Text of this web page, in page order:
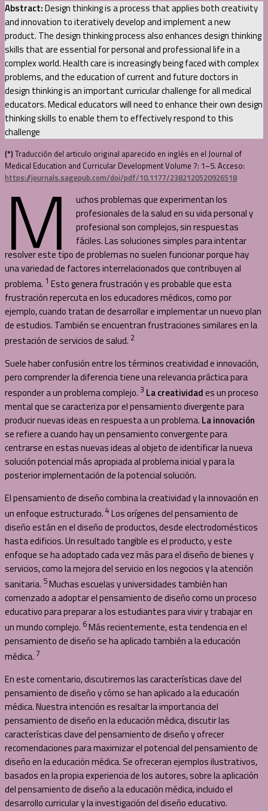
Abstract:Design thinking is a process that applies both creativity
and innovation to iteratively develop and implement a new
product. The design thinking process also enhances design thinking
skills that are essential for personal and professional life in a
complex world. Health care is increasingly being faced with complex
problems, and the education of current and future doctors in
design thinking is an important curricular challenge for all medical
educators. Medical educators will need to enhance their own design
thinking skills to enable them to effectively respond to this
challenge
(*) Traducción del articulo original aparecido en inglés en el Journal of
Medical Education and Curricular Development Volume 7: 1–5. Acceso:
https://journals.sagepub.com/doi/pdf/10.1177/2382120520926518
M uchos problemas que experimentan los
profesionales de la salud en su vida personal y
profesional son complejos, sin respuestas
fáciles. Las soluciones simples para intentar
resolver este tipo de problemas no suelen funcionar porque hay
una variedad de factores interrelacionados que contribuyen al
problema. 1 Esto genera frustración y es probable que esta
frustración repercuta en los educadores médicos, como por
ejemplo, cuando tratan de desarrollar e implementar un nuevo plan
de estudios. También se encuentran frustraciones similares en la
prestación de servicios de salud. 2
Suele haber confusión entre los términos creatividad e innovación,
pero comprender la diferencia tiene una relevancia práctica para
responder a un problema complejo. 3 La creatividades un proceso
mental que se caracteriza por el pensamiento divergente para
producir nuevas ideas en respuesta a un problema. La innovación
se refiere a cuando hay un pensamiento convergente para
centrarse en estas nuevas ideas al objeto de identificar la nueva
solución potencial más apropiada al problema inicial y para la
posterior implementación de la potencial solución.
El pensamiento de diseño combina la creatividad y la innovación en
un enfoque estructurado. 4 Los orígenes del pensamiento de
diseño están en el diseño de productos, desde electrodomésticos
hasta edificios. Un resultado tangible es el producto, y este
enfoque se ha adoptado cada vez más para el diseño de bienes y
servicios, como la mejora del servicio en los negocios y la atención
sanitaria. 5Muchas escuelas y universidades también han
comenzado a adoptar el pensamiento de diseño como un proceso
educativo para preparar a los estudiantes para vivir y trabajar en
un mundo complejo. 6Más recientemente, esta tendencia en el
pensamiento de diseño se ha aplicado también a la educación
médica. 7
En este comentario, discutiremos las características clave del
pensamiento de diseño y cómo se han aplicado a la educación
médica. Nuestra intención es resaltar la importancia del
pensamiento de diseño en la educación médica, discutir las
características clave del pensamiento de diseño y ofrecer
recomendaciones para maximizar el potencial del pensamiento de
diseño en la educación médica. Se ofreceran ejemplos ilustrativos,
basados ​​en la propia experiencia de los autores, sobre la aplicación
del pensamiento de diseño a la educación médica, incluido el
desarrollo curricular y la investigación del diseño educativo.